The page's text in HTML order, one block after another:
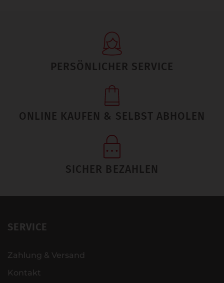
PERSÖNLICHER SERVICE
ONLINE KAUFEN & SELBST ABHOLEN
SICHER BEZAHLEN
SERVICE
Zahlung & Versand
Kontakt